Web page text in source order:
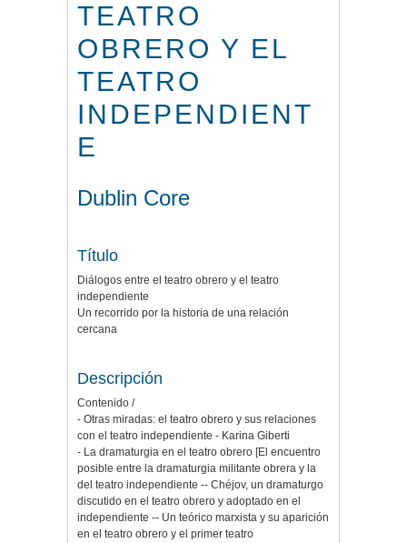
TEATRO
OBRERO Y EL
TEATRO
INDEPENDIENT
E
Dublin Core
Título
Diálogos entre el teatro obrero y el teatro
independiente
Un recorrido por la historia de una relación
cercana
Descripción
Contenido /
- Otras miradas: el teatro obrero y sus relaciones
con el teatro independiente - Karina Giberti
- La dramaturgia en el teatro obrero [El encuentro
posible entre la dramaturgia militante obrera y la
del teatro independiente -- Chéjov, un dramaturgo
discutido en el teatro obrero y adoptado en el
independiente -- Un teórico marxista y su aparición
en el teatro obrero y el primer teatro